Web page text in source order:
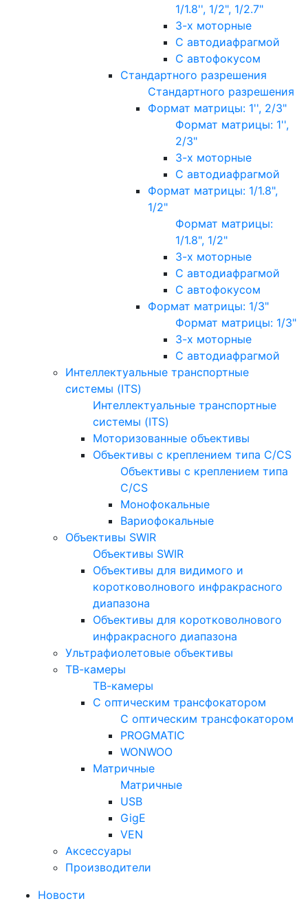
1/1.8'', 1/2", 1/2.7"
3-х моторные
С автодиафрагмой
С автофокусом
Стандартного разрешения
Стандартного разрешения
Формат матрицы: 1'', 2/3"
Формат матрицы: 1'',
2/3"
3-х моторные
С автодиафрагмой
Формат матрицы: 1/1.8",
1/2"
Формат матрицы:
1/1.8", 1/2"
3-х моторные
С автодиафрагмой
С автофокусом
Формат матрицы: 1/3"
Формат матрицы: 1/3"
3-х моторные
С автодиафрагмой
Интеллектуальные транспортные
системы (ITS)
Интеллектуальные транспортные
системы (ITS)
Моторизованные объективы
Объективы с креплением типа C/CS
Объективы с креплением типа
C/CS
Монофокальные
Вариофокальные
Объективы SWIR
Объективы SWIR
Объективы для видимого и
коротковолнового инфракрасного
диапазона
Объективы для коротковолнового
инфракрасного диапазона
Ультрафиолетовые объективы
ТВ-камеры
ТВ-камеры
С оптическим трансфокатором
С оптическим трансфокатором
PROGMATIC
WONWOO
Матричные
Матричные
USB
GigE
VEN
Аксессуары
Производители
Новости